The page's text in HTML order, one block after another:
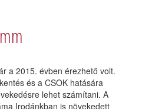
a 2015. évben érezhető volt.
és a CSOK hatására
lehet számítani. A
Irodánkban is növekedett